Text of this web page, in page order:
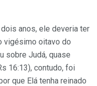
anos, ele deveria ter
vigésimo oitavo do
sobre Judá, quase
16:13), contudo, foi
que Elá tenha reinado